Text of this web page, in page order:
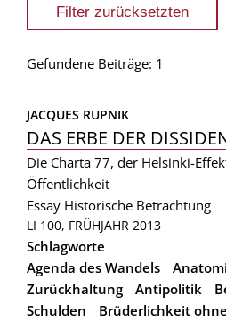
Gefundene Beiträge: 1
JACQUES RUPNIK
DAS ERBE DER
Die Charta 77, der Helsinki-
Öffentlichkeit
Essay Historische Betrachtung
LI 100, FRÜHJAHR 2013
Schlagworte
Agenda des Wandels
Zurückhaltung
Antipolitik
Schulden
Brüderlichkeit